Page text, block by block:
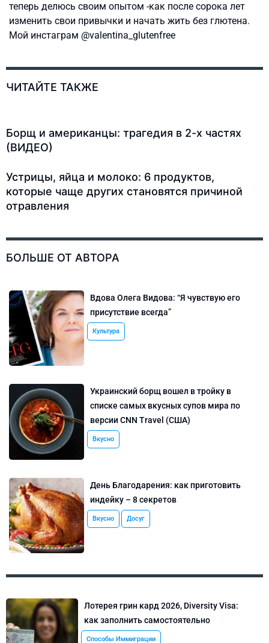
теперь делюсь своим опытом -как после сорока лет
изменить свои привычки и начать жить без глютена.
Мой инстаграм @valentina_glutenfree
ЧИТАЙТЕ ТАКЖЕ
Борщ и американцы: трагедия в 2-х частях
(ВИДЕО)
Устрицы, яйца и молоко: 6 продуктов,
которые чаще других становятся причиной
отравления
БОЛЬШЕ ОТ АВТОРА
Вдова Олега Видова: “Я чувствую его
присутствие всегда”
Культура
Украинский борщ вошел в тройку в
списке самых вкусных супов мира по
версии CNN Travel (США)
Вкусно
День Благодарения: как приготовить
индейку – 8 секретов
Вкусно Досуг
Лотерея грин кард 2026, Diversity Visa:
как заполнить самостоятельно
Способы Иммиграции